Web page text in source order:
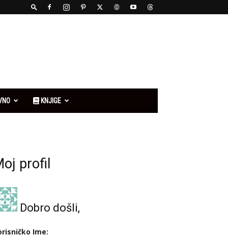
KNJIGE
profil
Dobro došli,
Ime: